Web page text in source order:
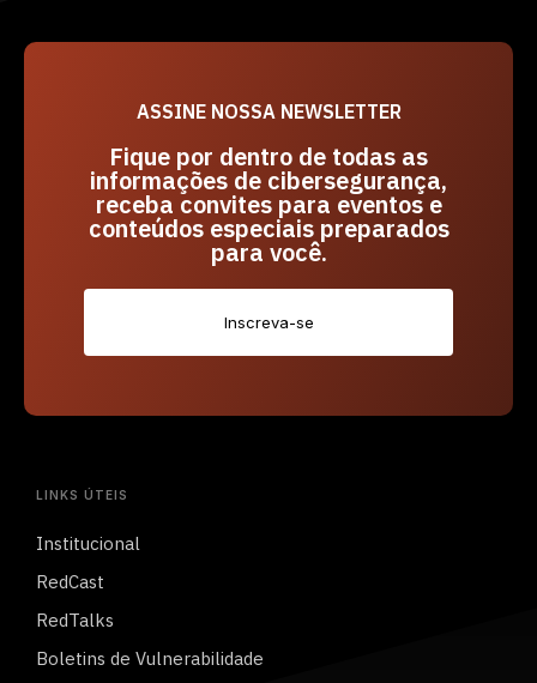
ASSINE NOSSA NEWSLETTER
Fique por dentro de todas as
informações de cibersegurança,
receba convites para eventos e
conteúdos especiais preparados
para você.
Inscreva-se
LINKS ÚTEIS
Institucional
RedCast
RedTalks
Boletins de Vulnerabilidade